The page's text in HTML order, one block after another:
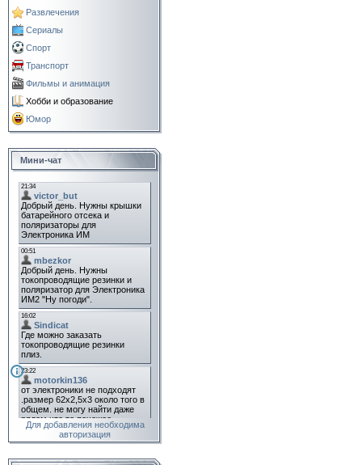
Развлечения
Сериалы
Спорт
Транспорт
Фильмы и анимация
Хобби и образование
Юмор
Мини-чат
Для добавления необходима
авторизация